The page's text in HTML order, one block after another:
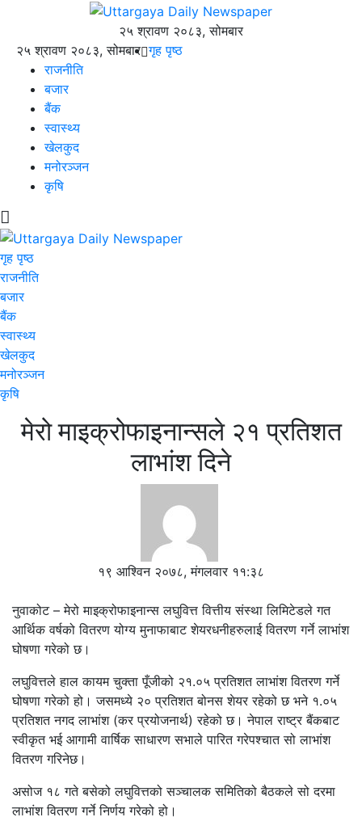
२५ श्रावण २०८३, सोमबार
२५ श्रावण २०८३, सोमबार गृह पृष्ठ
राजनीति
बजार
बैंक
स्वास्थ्य
खेलकुद
मनोरञ्जन
कृषि
गृह पृष्ठ
राजनीति
बजार
बैंक
स्वास्थ्य
खेलकुद
मनोरञ्जन
कृषि
मेरो माइक्रोफाइनान्सले २१ प्रतिशत
लाभांश दिने
१९ आश्विन २०७८, मंगलवार ११:३८
नुवाकोट – मेरो माइक्रोफाइनान्स लघुवित्त वित्तीय संस्था लिमिटेडले गत
आर्थिक वर्षको वितरण योग्य मुनाफाबाट शेयरधनीहरुलाई वितरण गर्ने लाभांश
घोषणा गरेको छ।
लघुवित्तले हाल कायम चुक्ता पूँजीको २१.०५ प्रतिशत लाभांश वितरण गर्ने
घोषणा गरेको हो। जसमध्ये २० प्रतिशत बोनस शेयर रहेको छ भने १.०५
प्रतिशत नगद लाभांश (कर प्रयोजनार्थ) रहेको छ। नेपाल राष्ट्र बैंकबाट
स्वीकृत भई आगामी वार्षिक साधारण सभाले पारित गरेपश्चात सो लाभांश
वितरण गरिनेछ।
असोज १८ गते बसेको लघुवित्तको सञ्चालक समितिको बैठकले सो दरमा
लाभांश वितरण गर्ने निर्णय गरेको हो।